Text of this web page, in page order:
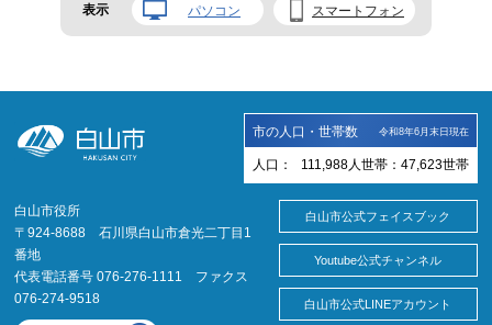
表示 パソコン スマートフォン
市の人口・世帯数 令和8年6月末日現在
人口： 111,988 人 世帯： 47,623世帯
白山市役所
〒924-8688 石川県白山市倉光二丁目1
番地
代表電話番号 076-276-1111 ファクス
076-274-9518
白山市公式フェイスブック
Youtube公式チャンネル
白山市公式LINEアカウント